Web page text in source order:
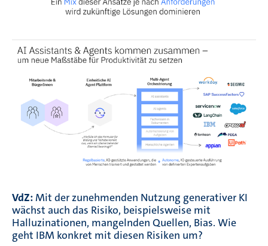
VdZ:Mit der zunehmenden Nutzung generativer KI
wächst auch das Risiko, beispielsweise mit
Halluzinationen, mangelnden Quellen, Bias. Wie
geht IBM konkret mit diesen Risiken um?